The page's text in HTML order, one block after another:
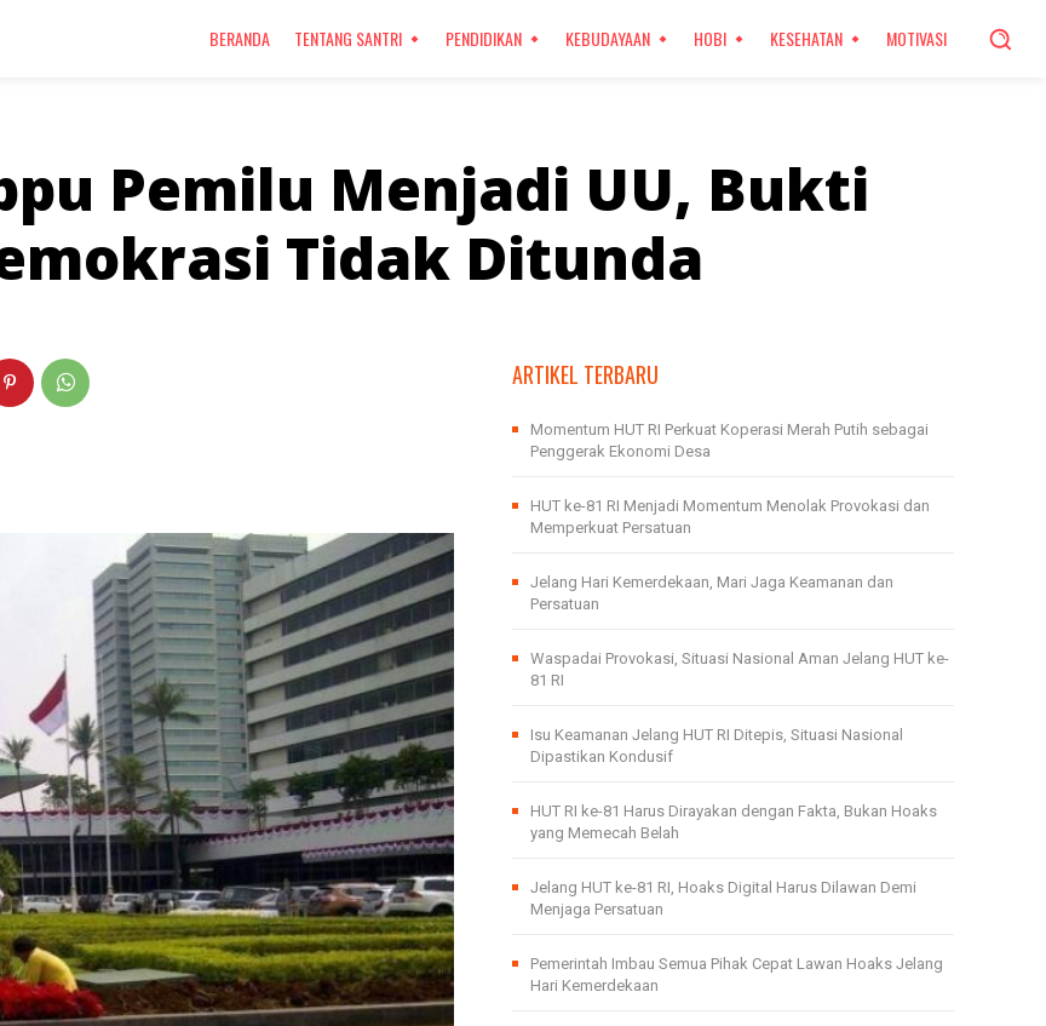
BERANDA TENTANG SANTRI PENDIDIKAN KEBUDAYAAN HOBI KESEHATAN MOTIVASI
Pemilu Menjadi UU, Bukti
Tidak Ditunda
ARTIKEL TERBARU
Momentum HUT RI Perkuat Koperasi Merah Putih sebagai
Penggerak Ekonomi Desa
HUT ke-81 RI Menjadi Momentum Menolak Provokasi dan
Memperkuat Persatuan
Jelang Hari Kemerdekaan, Mari Jaga Keamanan dan
Persatuan
Waspadai Provokasi, Situasi Nasional Aman Jelang HUT ke-
81 RI
Isu Keamanan Jelang HUT RI Ditepis, Situasi Nasional
Dipastikan Kondusif
HUT RI ke-81 Harus Dirayakan dengan Fakta, Bukan Hoaks
yang Memecah Belah
Jelang HUT ke-81 RI, Hoaks Digital Harus Dilawan Demi
Menjaga Persatuan
Pemerintah Imbau Semua Pihak Cepat Lawan Hoaks Jelang
Hari Kemerdekaan